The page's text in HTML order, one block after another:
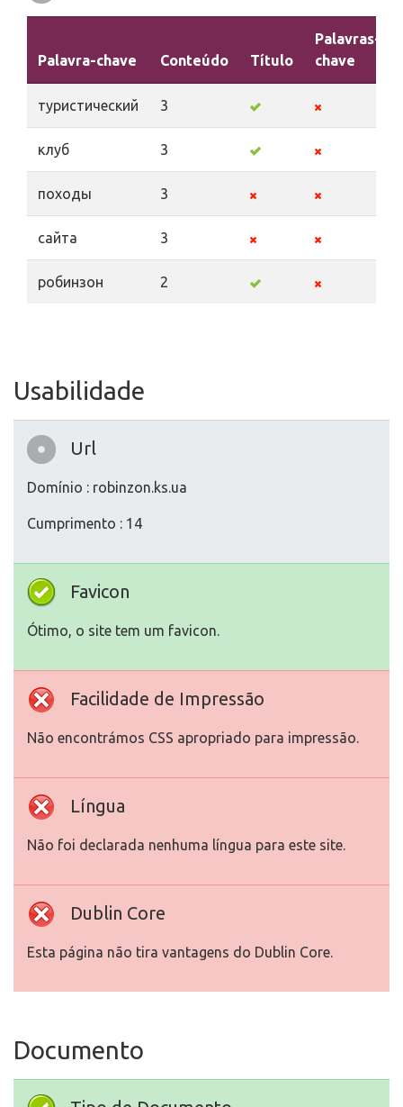
Palavra-chave Conteúdo Título
Palavras-
chave
туристический 3
клуб 3
походы 3
сайта 3
робинзон 2
Usabilidade
Url
Domínio : robinzon.ks.ua
Cumprimento : 14
Favicon
Ótimo, o site tem um favicon.
Facilidade de Impressão
Não encontrámos CSS apropriado para impressão.
Língua
Não foi declarada nenhuma língua para este site.
Dublin Core
Esta página não tira vantagens do Dublin Core.
Documento